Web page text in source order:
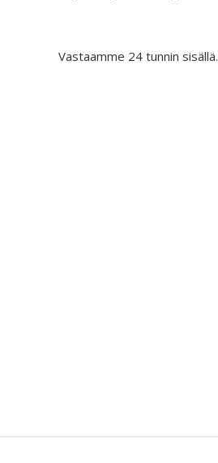
Vastaamme 24 tunnin sisällä.